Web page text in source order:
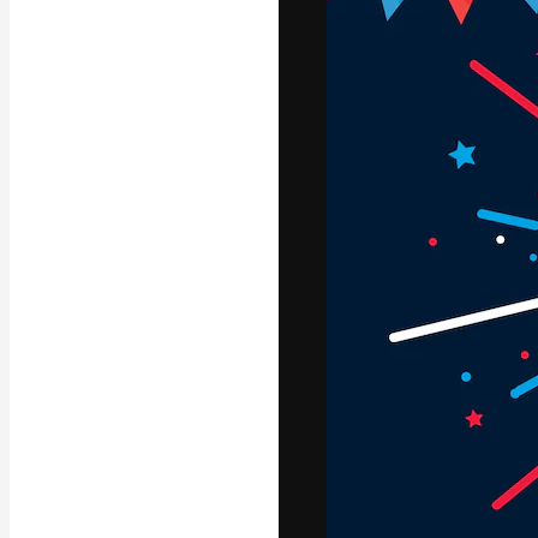
Platforma
najlepszych
Copyright © 2010-